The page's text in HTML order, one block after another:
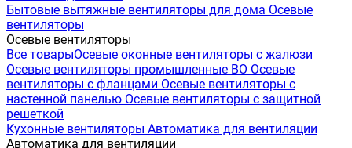
Бытовые вытяжные вентиляторы для дома Осевые
вентиляторы
Осевые вентиляторы
Все товарыОсевые оконные вентиляторы с жалюзи
Осевые вентиляторы промышленные ВО Осевые
вентиляторы с фланцами Осевые вентиляторы с
настенной панелью Осевые вентиляторы с защитной
решеткой
Кухонные вентиляторы Автоматика для вентиляции
Автоматика для вентиляции